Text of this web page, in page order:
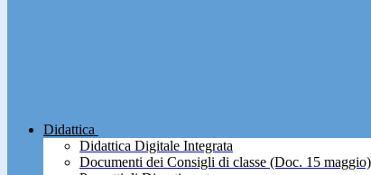
Didattica
Didattica Digitale Integrata
Documenti dei Consigli di classe (Doc. 15